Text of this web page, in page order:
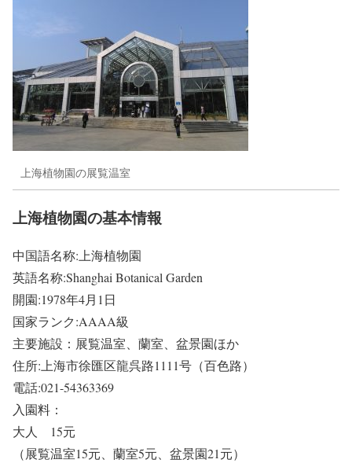
上海植物園の展覧温室
上海植物園の基本情報
中国語名称:上海植物園
英語名称:Shanghai Botanical Garden
開園:1978年4月1日
国家ランク:AAAA級
主要施設：展覧温室、蘭室、盆景園ほか
住所:上海市徐匯区龍呉路1111号（百色路）
電話:021-54363369
入園料：
大人 15元
（展覧温室15元、蘭室5元、盆景園21元）